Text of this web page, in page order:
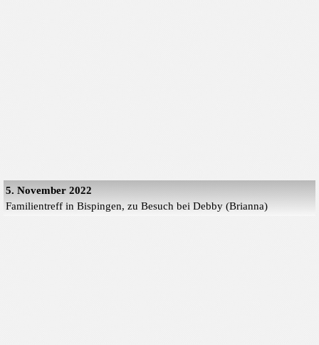
5. November 2022
Familientreff in Bispingen, zu Besuch bei Debby (Brianna)